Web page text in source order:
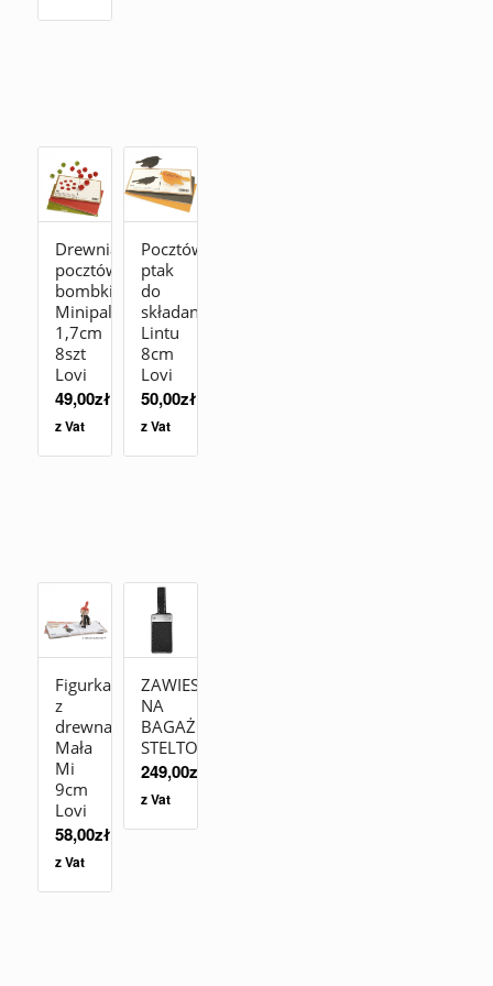
Drewniana
pocztówka
bombki
Minipallot
1,7cm
8szt
Lovi
49,00zł
z Vat
Pocztówka
ptak
do
składania
Lintu
8cm
Lovi
50,00zł
z Vat
Figurka
z
drewna
Mała
Mi
9cm
Lovi
58,00zł
z Vat
ZAWIESZKA
NA
BAGAŻ
STELTON
249,00zł
z Vat